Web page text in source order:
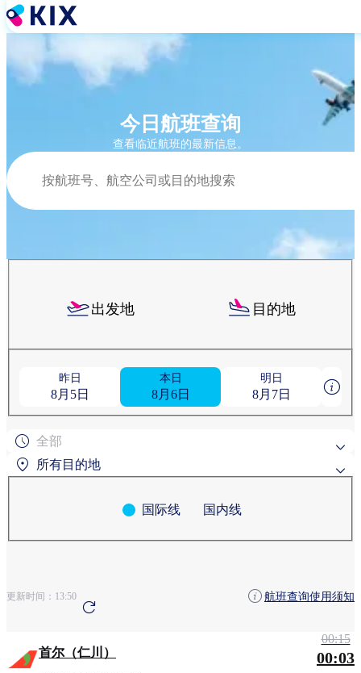
跳
转
主
要
今日航班查询
查看临近航班的最新信息。
出发地 目的地
昨日
8月5日
本日
8月6日
明日
8月7日
全部
所有目的地
青森清州
国际线 国内线
更新时间： 13:50 航班查询使用须知
首尔（仁川）
00:15
00:03